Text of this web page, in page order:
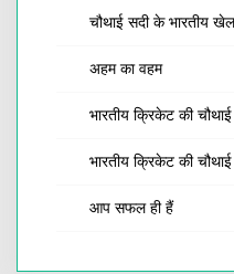
चौथाई सदी के भारतीय
अहम का वहम
भारतीय क्रिकेट की
भारतीय क्रिकेट की
आप सफल ही हैं